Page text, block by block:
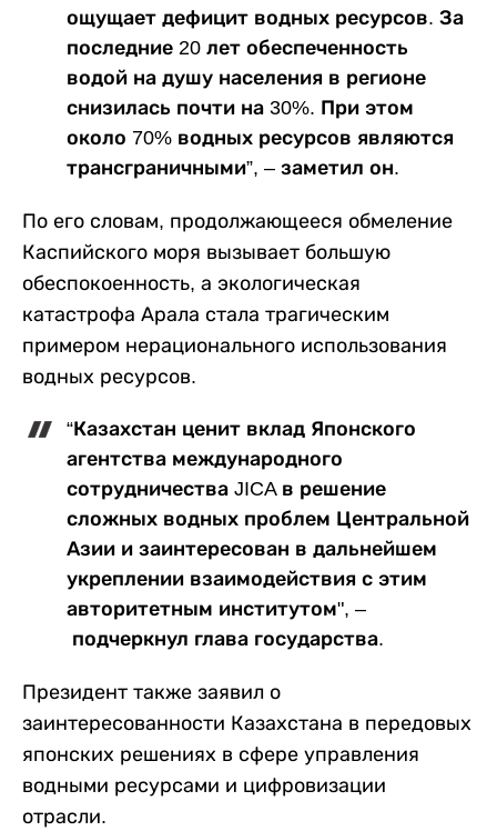
ощущает дефицит водных ресурсов. За
последние 20 лет обеспеченность
водой на душу населения в регионе
снизилась почти на 30%. При этом
около 70% водных ресурсов являются
трансграничными”, – заметил он.
По его словам, продолжающееся обмеление
Каспийского моря вызывает большую
обеспокоенность, а экологическая
катастрофа Арала стала трагическим
примером нерационального использования
водных ресурсов.
“Казахстан ценит вклад Японского
агентства международного
сотрудничества JICA в решение
сложных водных проблем Центральной
Азии и заинтересован в дальнейшем
укреплении взаимодействия с этим
авторитетным институтом", –
подчеркнул глава государства.
Президент также заявил о
заинтересованности Казахстана в передовых
японских решениях в сфере управления
водными ресурсами и цифровизации
отрасли.